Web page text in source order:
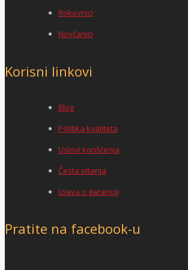
Rokovnici
Novčanici
Korisni linkovi
Blog
Politika kvaliteta
Uslovi korišćenja
Česta pitanja
Izjava o garanciji
Pratite na facebook-u